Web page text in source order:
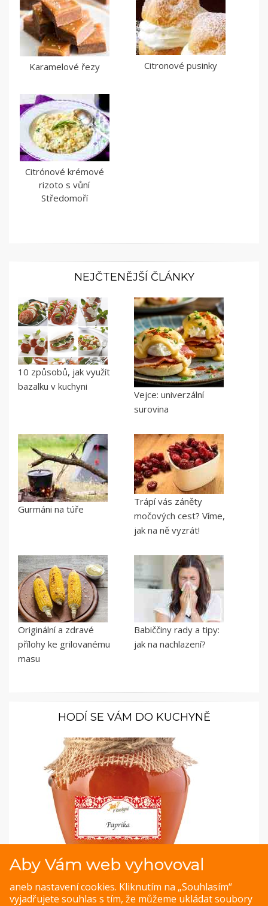
Karamelové řezy Citronové pusinky
Citrónové krémové
rizoto s vůní
Středomoří
NEJČTENĚJŠÍ ČLÁNKY
10 způsobů, jak využít
bazalku v kuchyni
Vejce: univerzální
surovina
Gurmáni na túře
Trápí vás záněty
močových cest? Víme,
jak na ně vyzrát!
Originální a zdravé
přílohy ke grilovanému
masu
Babiččiny rady a tipy:
jak na nachlazení?
HODÍ SE VÁM DO KUCHYNĚ
Samolepky pro kořenky: Retro styl pro vaše
kořenky a zavařeniny
Aby Vám web vyhovoval
aneb nastavení cookies. Kliknutím na „Souhlasím“
vyjadřujete souhlas s tím, že můžeme ukládat soubory